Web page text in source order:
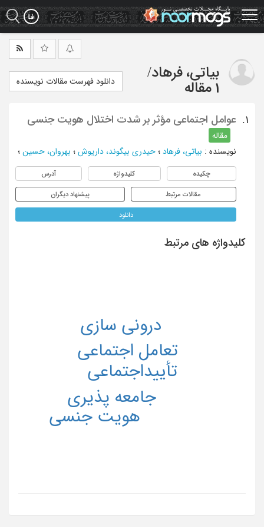
Skip
to
main
بیاتی، فرهاد/
1 مقاله
دانلود فهرست مقالات نویسنده
1. عوامل اجتماعی مؤثر بر شدت اختلال هویت جنسی
مقاله
نویسنده : بیاتی، فرهاد ؛ حیدری بیگوند، داریوش ؛ بهروان، حسین ؛
چکیده کلیدواژه آدرس
مقالات مرتبط پیشنهاد دیگران
دانلود
کلیدواژه های مرتبط
تأییداجتماعی
تعامل اجتماعی
جامعه پذیری
درونی سازی
هویت جنسی